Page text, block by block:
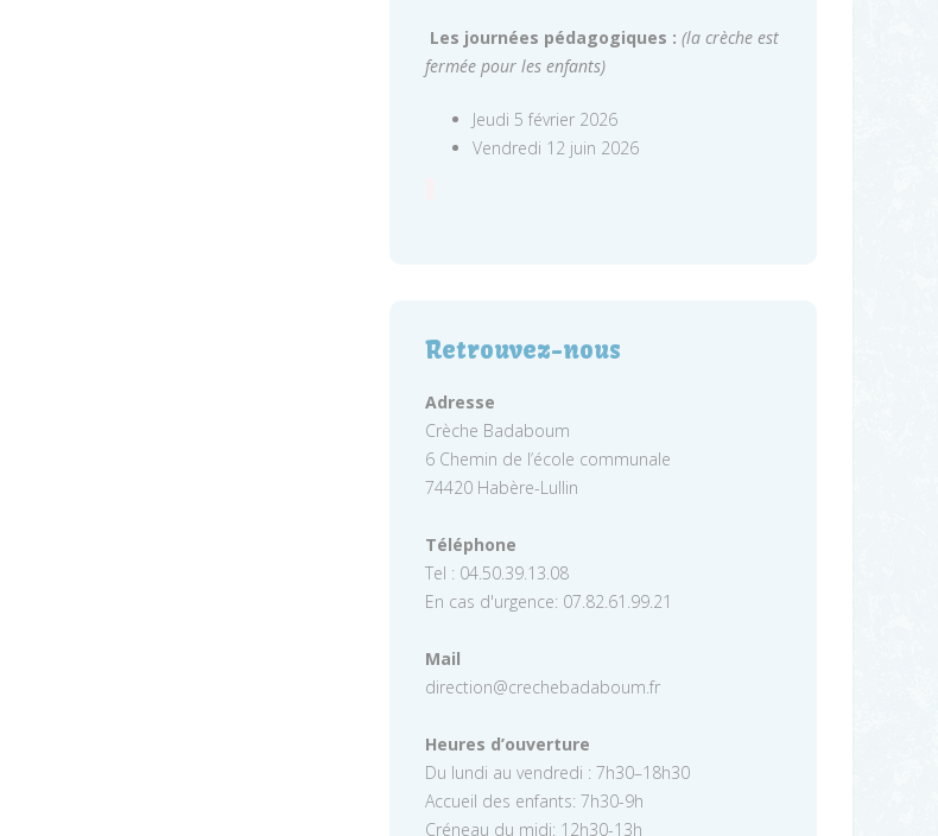
Les journées pédagogiques : (la crèche est
fermée pour les enfants)
Jeudi 5 février 2026
Vendredi 12 juin 2026
Retrouvez-nous
Adresse
Crèche Badaboum
6 Chemin de l’école communale
74420 Habère-Lullin
Téléphone
Tel : 04.50.39.13.08
En cas d'urgence: 07.82.61.99.21
Mail
direction@crechebadaboum.fr
Heures d’ouverture
Du lundi au vendredi : 7h30–18h30
Accueil des enfants: 7h30-9h
Créneau du midi: 12h30-13h